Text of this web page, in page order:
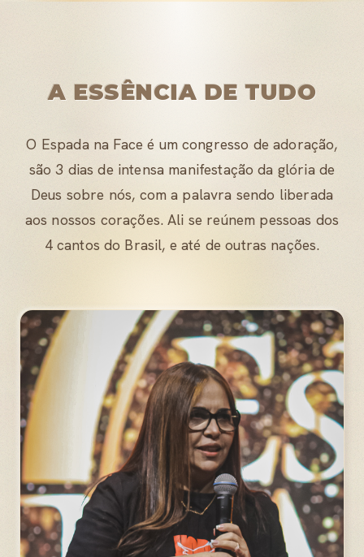
A ESSÊNCIA DE TUDO
O Espada na Face é um congresso de adoração,
são 3 dias de intensa manifestação da glória de
Deus sobre nós, com a palavra sendo liberada
aos nossos corações. Ali se reúnem pessoas dos
4 cantos do Brasil, e até de outras nações.